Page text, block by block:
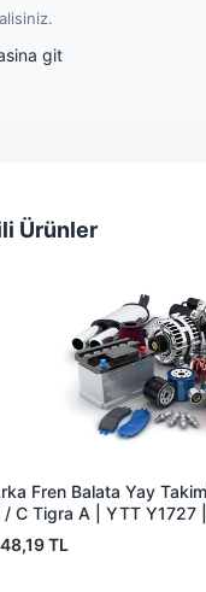
git
Ürünler
Fren Balata Yay
/ C Tigra A | YTT Y1727
TL